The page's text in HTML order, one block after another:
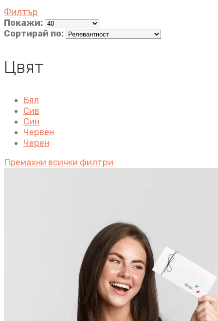
Филтър
Покажи:
Сортирай по:
Цвят
Бял
Сив
Син
Червен
Черен
Премахни всички филтри